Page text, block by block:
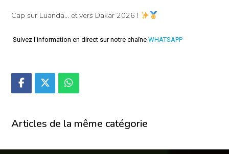
Cap sur Luanda… et vers Dakar 2026 !
Suivez l'information en direct sur notre chaîne WHATSAPP
Articles de la même catégorie